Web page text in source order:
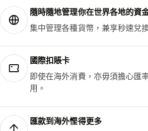
隨時隨地管理你在世界各地的資
集中管理各種貨幣，兼享秒速兌
國際扣賬卡
即使在海外消費，亦毋須擔心匯
用。
匯款到海外慳得更多